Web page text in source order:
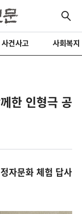
사건사고 사회복지
한 인형극 공
자문화 체험 답사